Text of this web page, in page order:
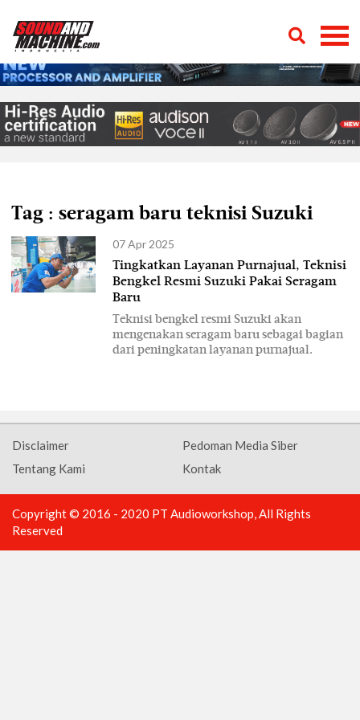
Tag : seragam baru teknisi Suzuki
07 Apr 2025
Tingkatkan Layanan Purnajual, Teknisi
Bengkel Resmi Suzuki Pakai Seragam
Baru
Teknisi bengkel resmi Suzuki akan
mengenakan seragam baru sebagai bagian
dari peningkatan layanan purnajual.
Disclaimer
Tentang Kami
Pedoman Media Siber
Kontak
Copyright © 2016 - 2020 PT Audioworkshop, All Rights
Reserved